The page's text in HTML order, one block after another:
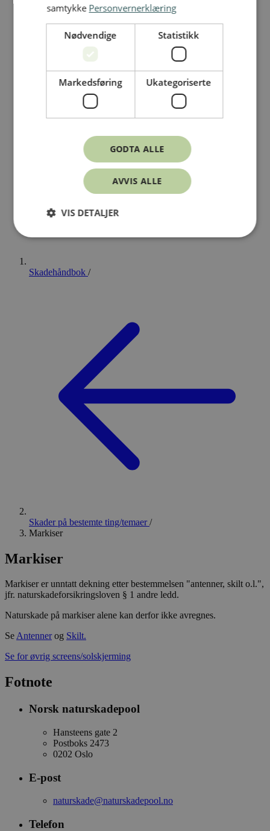
Skadehåndbok /
Skader på bestemte ting/temaer/
Markiser
Markiser
Markiser er unntatt dekning etter bestemmelsen "antenner, skilt o.l.",
jfr. naturskadeforsikringsloven § 1 andre ledd.
Naturskade på markiser alene kan derfor ikke avregnes.
SeAntennerog Skilt.
Se for øvrig screens/solskjerming
Fotnote
Norsk naturskadepool
Hansteens gate 2
Postboks 2473
0202 Oslo
E-post
naturskade@naturskadepool.no
Telefon
samtykke Personvernerklæring
Nødvendige Statistikk
Markedsføring Ukategoriserte
GODTA ALLE
AVVIS ALLE
VIS DETALJER